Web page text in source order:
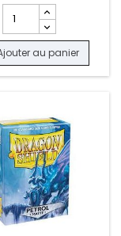
TOPLOADER -
Champ quantité du
au panier